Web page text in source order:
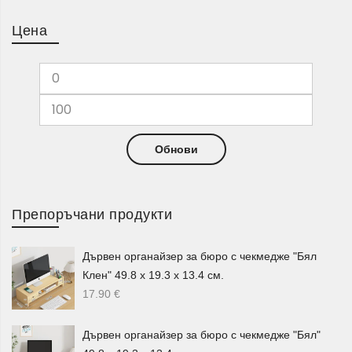
керамични кашпи и декоративни модели с различни
форми и цветове според конкретните продукти.
За по-интересна подредба можете да изберете
поставки за саксии, метална поставка „Колело“,
декоративна дървена поставка, пластмасова кашпа с
метална поставка или поставка с форма „Дамска
Обувка“. Такива артикули помагат растенията да бъдат
подредба
За повече ред и удобство в градината можете да
разгледате
етажерки, бамбукови стелажи и декоративни рафтове. В
категорията има модели с няколко нива, включително
Цена
Обнови
Препоръчани продукти
Дървен органайзер за бюро с чекмедже "Бял
Клен" 49.8 х 19.3 х 13.4 см.
17.90 €
Дървен органайзер за бюро с чекмедже "Бял"